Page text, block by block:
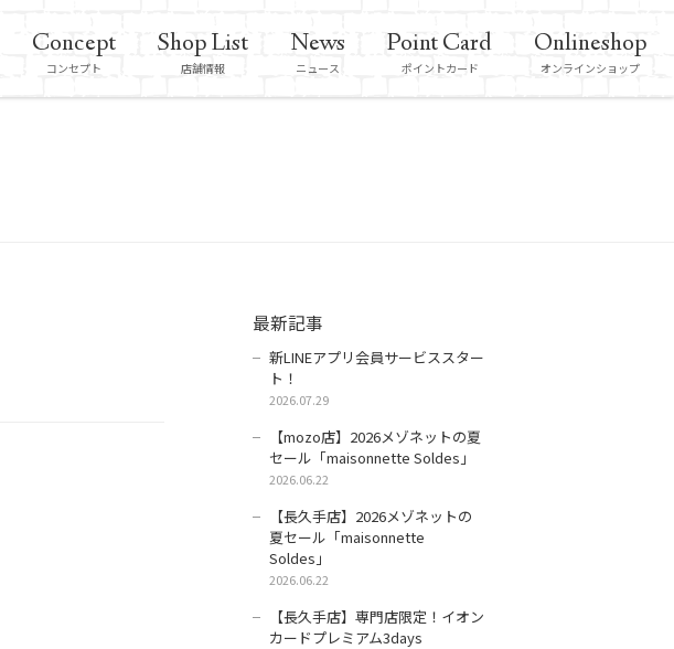
Concept
コンセプト
Shop List
店舗情報
News
ニュース
Point Card
ポイントカード
Onlineshop
オンラインショップ
最新記事
新LINEアプリ会員サービススター
ト！
2026.07.29
【mozo店】2026メゾネットの夏
セール「maisonnette Soldes」
2026.06.22
【長久手店】2026メゾネットの
夏セール「maisonnette
Soldes」
2026.06.22
【長久手店】専門店限定！イオン
カードプレミアム3days